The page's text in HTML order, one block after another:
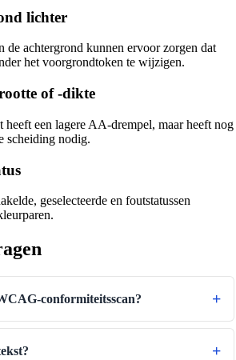
lichter
de achtergrond kunnen ervoor zorgen dat
het voorgrondtoken te wijzigen.
of -dikte
heeft een lagere AA-drempel, maar heeft nog
scheiding nodig.
geselecteerde en foutstatussen
conformiteitsscan?